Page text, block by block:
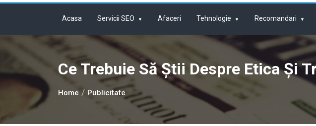
Acasa Servicii SEO Afaceri Tehnologie Recomandari
Ce Trebuie Să Știi Despre Etica Și
Home Publicitate